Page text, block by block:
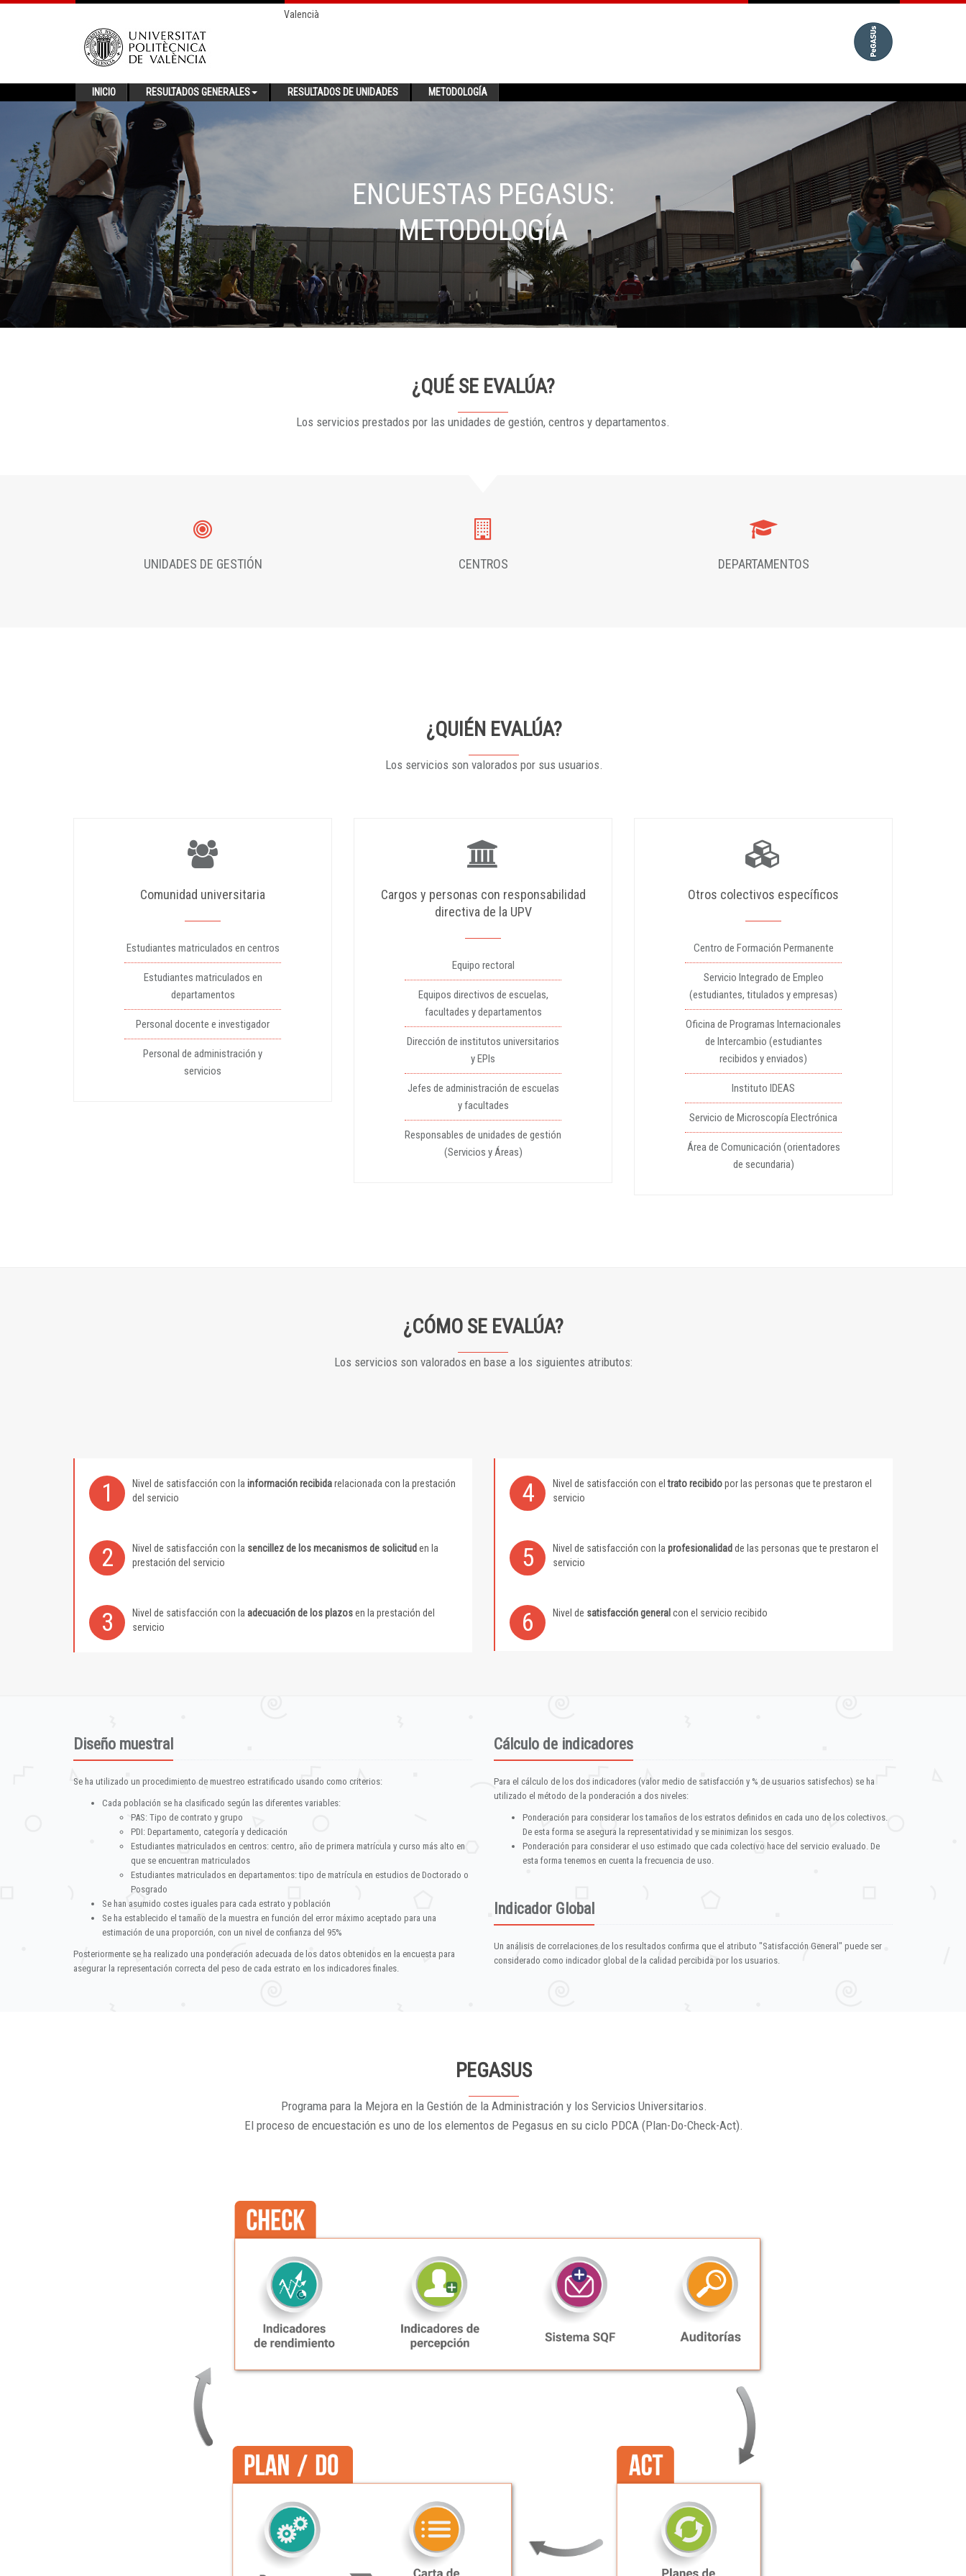
Valencià
INICIO RESULTADOS GENERALES RESULTADOS DE UNIDADES METODOLOGÍA
ENCUESTAS PEGASUS:
METODOLOGÍA
¿QUÉ SE EVALÚA?
Los servicios prestados por las unidades de gestión, centros y departamentos.
UNIDADES DE GESTIÓN CENTROS DEPARTAMENTOS
¿QUIÉN EVALÚA?
Los servicios son valorados por sus usuarios.
Comunidad universitaria
Estudiantes matriculados en centros
Estudiantes matriculados en
departamentos
Personal docente e investigador
Personal de administración y
servicios
Cargos y personas con responsabilidad
directiva de la UPV
Equipo rectoral
Equipos directivos de escuelas,
facultades y departamentos
Dirección de institutos universitarios
y EPIs
Jefes de administración de escuelas
y facultades
Responsables de unidades de gestión
(Servicios y Áreas)
Otros colectivos específicos
Centro de Formación Permanente
Servicio Integrado de Empleo
(estudiantes, titulados y empresas)
Oficina de Programas Internacionales
de Intercambio (estudiantes
recibidos y enviados)
Instituto IDEAS
Servicio de Microscopía Electrónica
Área de Comunicación (orientadores
de secundaria)
¿CÓMO SE EVALÚA?
Los servicios son valorados en base a los siguientes atributos:
1 Nivel de satisfacción con la información recibidarelacionada con la prestación
del servicio
4 Nivel de satisfacción con eltrato recibidopor las personas que te prestaron el
servicio
2 Nivel de satisfacción con la sencillez de los mecanismos de solicitud en la
prestación del servicio
5 Nivel de satisfacción con la profesionalidad de las personas que te prestaron el
servicio
3 Nivel de satisfacción con la adecuación de los plazosen la prestación del
servicio
6 Nivel de satisfacción general con el servicio recibido
Diseño muestral
Se ha utilizado un procedimiento de muestreo estratificado usando como criterios:
Cada población se ha clasificado según las diferentes variables:
PAS: Tipo de contrato y grupo
PDI: Departamento, categoría y dedicación
Estudiantes matriculados en centros: centro, año de primera matrícula y curso más alto en
que se encuentran matriculados
Estudiantes matriculados en departamentos: tipo de matrícula en estudios de Doctorado o
Posgrado
Se han asumido costes iguales para cada estrato y población
Se ha establecido el tamaño de la muestra en función del error máximo aceptado para una
estimación de una proporción, con un nivel de confianza del 95%
Posteriormente se ha realizado una ponderación adecuada de los datos obtenidos en la encuesta para
asegurar la representación correcta del peso de cada estrato en los indicadores finales.
Cálculo de indicadores
Para el cálculo de los dos indicadores (valor medio de satisfacción y % de usuarios satisfechos) se ha
utilizado el método de la ponderación a dos niveles:
Ponderación para considerar los tamaños de los estratos definidos en cada uno de los colectivos.
De esta forma se asegura la representatividad y se minimizan los sesgos.
Ponderación para considerar el uso estimado que cada colectivo hace del servicio evaluado. De
esta forma tenemos en cuenta la frecuencia de uso.
Indicador Global
Un análisis de correlaciones de los resultados confirma que el atributo "Satisfacción General" puede ser
considerado como indicador global de la calidad percibida por los usuarios.
PEGASUS
Programa para la Mejora en la Gestión de la Administración y los Servicios Universitarios.
El proceso de encuestación es uno de los elementos de Pegasus en su ciclo PDCA (Plan-Do-Check-Act).